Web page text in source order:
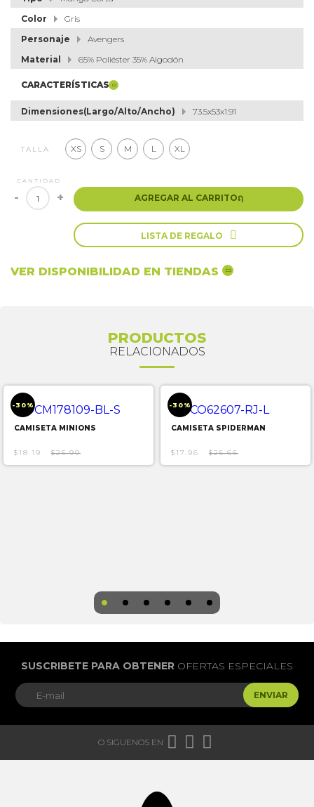
Color
Gris
Personaje
Avengers
Material
65% Poliéster 35% Algodón
CARACTERÍSTICAS
Dimensiones(Largo/Alto/Ancho) 73.5x53x1.91
TALLA XS S M L XL
CANTIDAD
- + AGREGAR AL CARRITOຐ
LISTA DE REGALO 
VER DISPONIBILIDAD EN TIENDAS
PRODUCTOS
RELACIONADOS
-30%
CAMISETA MINIONS
$18.19 $25.99
-30%
CAMISETA SPIDERMAN
$17.96 $25.66
SUSCRIBETE PARA OBTENER OFERTAS ESPECIALES
ENVIAR
O SIGUENOS EN   